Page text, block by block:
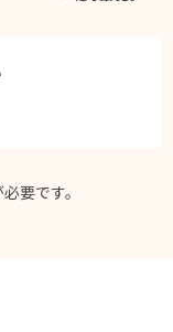
要です。